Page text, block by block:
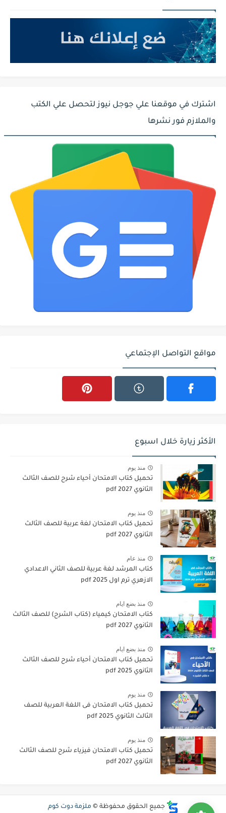
اشترك في موقعنا علي جوجل نيوز لتحصل علي الكتب
والملازم فور نشرها
مواقع التواصل الإجتماعي
الأكثر زيارة خلال اسبوع
منذ يوم
تحميل كتاب الامتحان أحياء شرح للصف الثالث
الثانوي 2027 pdf
منذ يوم
تحميل كتاب الامتحان لغة عربية للصف الثالث
الثانوي 2027 pdf
منذ عام
كتاب المرشد لغة عربية للصف الثاني الاعدادي
الازهري ترم اول 2025 pdf
منذ بضع ايام
كتاب الامتحان كيمياء (كتاب الشرح) للصف الثالث
الثانوي pdf 2027
منذ بضع ايام
تحميل كتاب الامتحان أحياء شرح للصف الثالث
الثانوي 2025 pdf
منذ يوم
تحميل كتاب الامتحان فى اللغة العربية للصف
الثالث الثانوي 2025 pdf
منذ يوم
تحميل كتاب الامتحان فيزياء شرح للصف الثالث
الثانوي 2027 pdf
جميع الحقوق محفوظة © ملزمة دوت كوم